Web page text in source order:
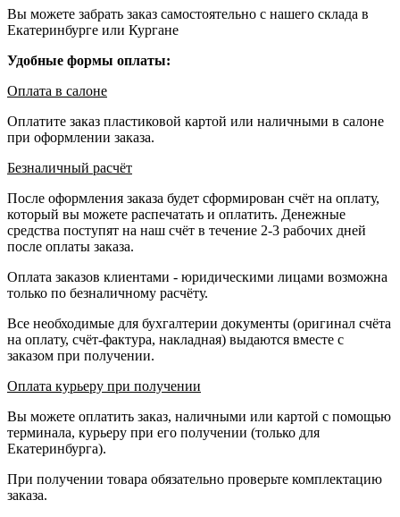
Вы можете забрать заказ самостоятельно с нашего склада в
Екатеринбурге или Кургане
Удобные формы оплаты:
Оплата в салоне
Оплатите заказ пластиковой картой или наличными в салоне
при оформлении заказа.
Безналичный расчёт
После оформления заказа будет сформирован счёт на оплату,
который вы можете распечатать и оплатить. Денежные
средства поступят на наш счёт в течение 2-3 рабочих дней
после оплаты заказа.
Оплата заказов клиентами - юридическими лицами возможна
только по безналичному расчёту.
Все необходимые для бухгалтерии документы (оригинал счёта
на оплату, счёт-фактура, накладная) выдаются вместе с
заказом при получении.
Оплата курьеру при получении
Вы можете оплатить заказ, наличными или картой с помощью
терминала, курьеру при его получении (только для
Екатеринбурга).
При получении товара обязательно проверьте комплектацию
заказа.